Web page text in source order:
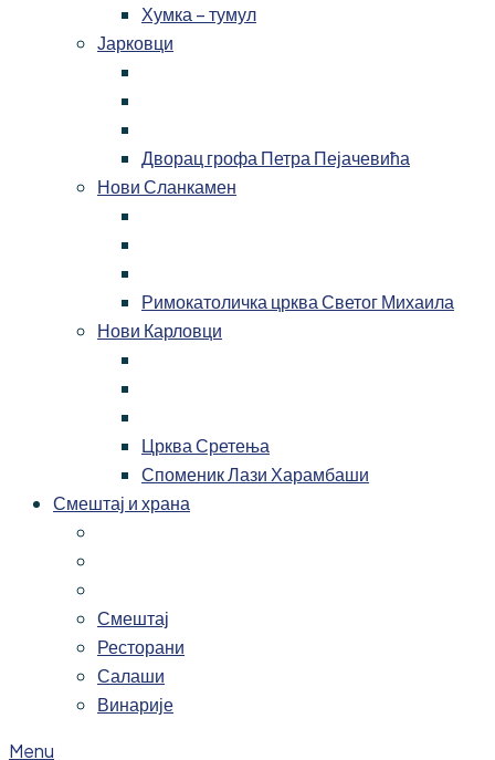
Хумка – тумул
Јарковци
Дворац грофа Петра Пејачевића
Нови Сланкамен
Римокатоличка црква Светог Михаила
Нови Карловци
Црква Сретења
Споменик Лази Харамбаши
Смештај и храна
Смештај
Ресторани
Салаши
Винарије
Menu